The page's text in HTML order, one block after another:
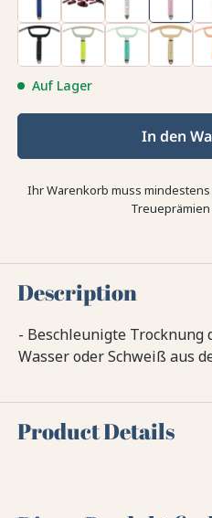
Auf Lager
In den
Ihr Warenkorb muss
Description
- Beschleunigte Trocknung
Wasser oder Schweiß aus
Product Details